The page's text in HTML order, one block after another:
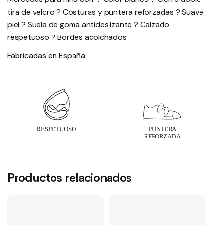
tira de velcro ? Costuras y puntera reforzadas ? Suave
piel ? Suela de goma antideslizante ? Calzado
respetuoso ? Bordes acolchados
Fabricadas en España
Productos relacionados